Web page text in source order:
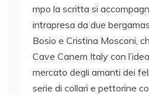
mpo la scritta si
intrapresa da due
Bosio e Cristina Mosconi,
Cave Canem Italy con
mercato degli amanti dei
serie di collari e pettorine